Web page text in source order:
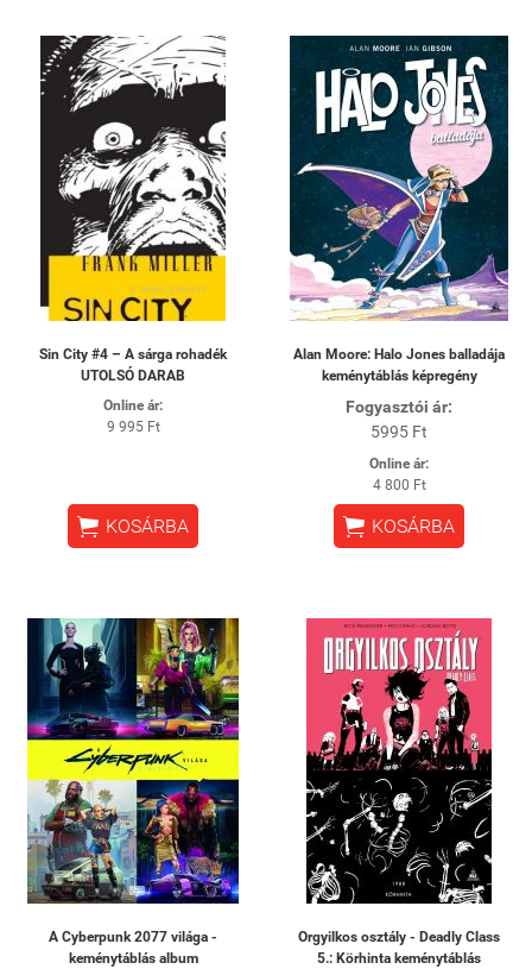
Sin City #4 – A sárga rohadék
UTOLSÓ DARAB
Online ár:
9 995 Ft
 KOSÁRBA
Alan Moore: Halo Jones balladája
keménytáblás képregény
Fogyasztói ár:
5995 Ft
Online ár:
4 800 Ft
 KOSÁRBA
A Cyberpunk 2077 világa -
keménytáblás album
Orgyilkos osztály - Deadly Class
5.: Körhinta keménytáblás